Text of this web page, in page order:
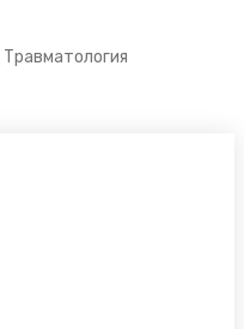
Травматология